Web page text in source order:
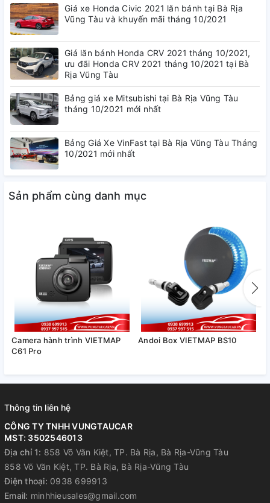
Ghi hình Ultra HD 4K
Cảnh báo hỗ trợ lái xe an toàn
Tự động cảnh báo khi xe lấn làn Cảnh báo khoảng cách an
toàn
Điều khiển bằng giọng nói
Tiện lợi rảnh tay
CAMERA GHI HÌNH 2 KÊNH
TOÀN CẢNH TRƯỚC & SAU​
VIETMAP TS-5K với camera trước độ phân giải Ultra
HD 4K, Cảm biến SONY Starvis IMX415 với thấu kính
toàn bộ hành trình trước & sau xe rõ ràng, sắc nét. Đặc biệt,
ghi hình chỉ 1 kênh trước, độ phân giải lên tới 5K.​
Giá xe Honda Civic 2021 lăn bánh tại Bà Rịa
Vũng Tàu và khuyến mãi tháng 10/2021
Giá lăn bánh Honda CRV 2021 tháng 10/2021,
ưu đãi Honda CRV 2021 tháng 10/2021 tại Bà
Rịa Vũng Tàu
Bảng giá xe Mitsubishi tại Bà Rịa Vũng Tàu
tháng 10/2021 mới nhất
Bảng Giá Xe VinFast tại Bà Rịa Vũng Tàu Tháng
10/2021 mới nhất
Sản phẩm cùng danh mục
Camera hành trình VIETMAP
C61 Pro
Andoi Box VIETMAP BS10
Thông tin liên hệ
CÔNG TY TNHH VUNGTAUCAR
MST: 3502546013
Địa chỉ 1: 858 Võ Văn Kiệt, TP. Bà Rịa, Bà Rịa-Vũng Tàu
858 Võ Văn Kiệt, TP. Bà Rịa, Bà Rịa-Vũng Tàu
Điện thoại: 0938 699913
Email: minhhieusales@gmail.com